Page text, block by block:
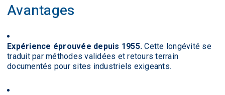
Avantages
Expérience éprouvée depuis 1955. Cette longévité se
traduit par méthodes validées et retours terrain
documentés pour sites industriels exigeants.